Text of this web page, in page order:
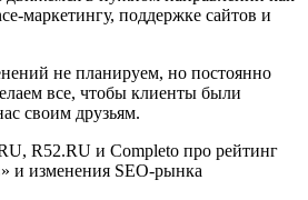
маркетингу, поддержке сайтов и
не планируем, но постоянно
все, чтобы клиенты были
своим друзьям.